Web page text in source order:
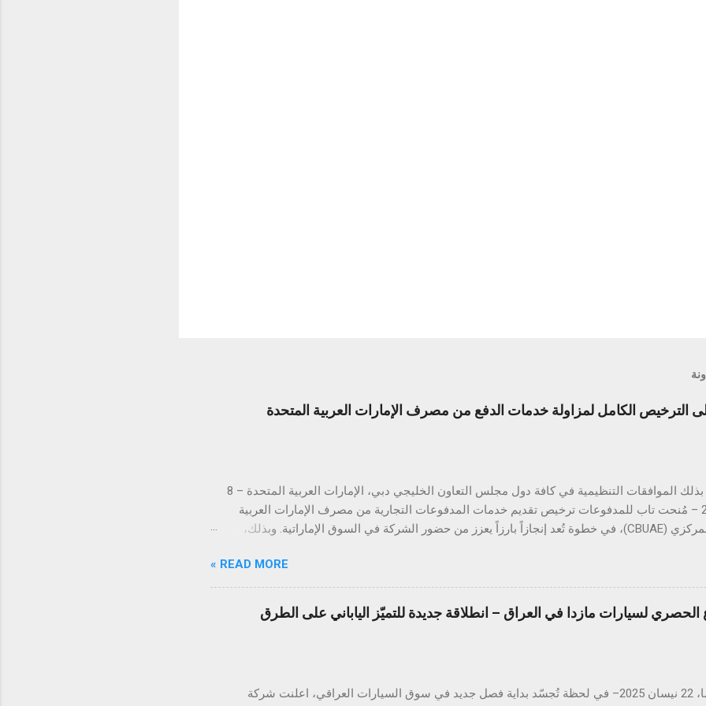
الكامل لمزاولة خدمات الدفع من مصرف الإمارات العربية المتحدة
لتستكمل بذلك الموافقات التنظيمية في كافة دول مجلس التعاون الخليجي دبي، الإمارات العربية المتحدة – 8
أبريل 2025 – مُنحت تاب للمدفوعات ترخيص تقديم خدمات المدفوعات التجارية من مصرف الإمارات العربية
المتحدة المركزي (CBUAE)، في خطوة تُعد إنجازاً بارزاً يعزز من حضور الشركة في السوق الإماراتية. وبذلك،
الإمارات العربية المتحدة السوق الأكبر إقليمياً في مجال التقنية المالية والمدفوعات، إذ تحتضن 184 شركة
هذا القطاع الحيوي. ومع استكمال التراخيص في كلٍّ من السعودية، الكويت، قطر، البحرين، عُمان،
تواصل تاب للمدفوعات ترسيخ مكانتها كأحد أكثر مزوّدي خدمات الدفع ترخيصاً والتزاماً بالامتثال
ضمن الشركات العاملة في دول الخليج. كما يؤكّد هذا الإنجاز دور تاب للمدفوعات في توحيد وتبسيط
READ MORE »
لسيارات مازدا في العراق – انطلاقة جديدة للتميّز الياباني على الطرق
هيروشيما، 22 نيسان 2025– في لحظة تُجسّد بداية فصل جديد في سوق السيارات العراقي، اعلنت شركة